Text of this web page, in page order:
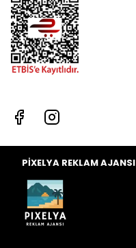
PİXELYA REKLAM AJANSI